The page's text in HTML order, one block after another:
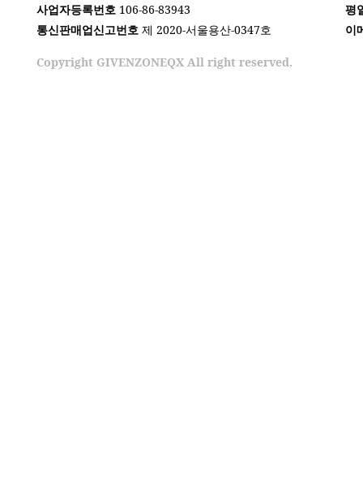
사업자등록번호 106-86-83943
통신판매업신고번호 제 2020-서울용산-0347호
Copyright GIVENZONEQX All right reserved.
평
이